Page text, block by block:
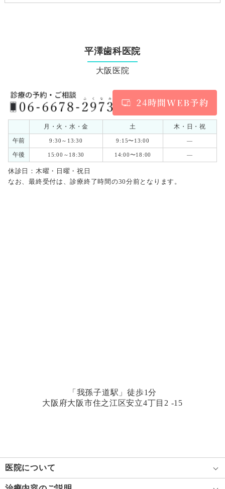
平澤歯科医院
大阪医院
月・火・水・金 土
木・日・祝
午前
9:30～13:30 9:15〜13:00 ―
午後 15:00～18:30 14:00〜18:00 ―
休診日：木曜・日曜・祝日
なお、最終受付は、診療終了時間の30分前となります。
「我孫子道駅」徒歩1分
大阪府大阪市住之江区安立4丁目2 -15
医院について